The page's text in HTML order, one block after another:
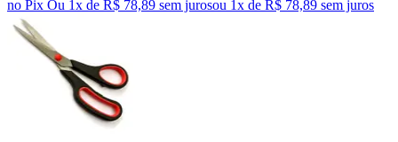
no Pix Ou 1x de R$ 78,89 sem jurosou 1x de R$ 78,89 sem juros